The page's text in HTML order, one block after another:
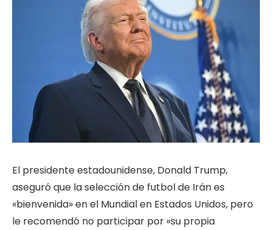
El presidente estadounidense, Donald Trump,
aseguró que la selección de futbol de Irán es
«bienvenida» en el Mundial en Estados Unidos, pero
le recomendó no participar por «su propia